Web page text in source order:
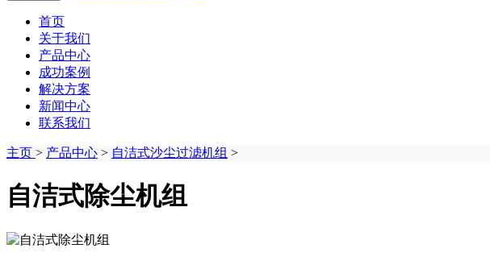
首页
关于我们
产品中心
成功案例
解决方案
新闻中心
联系我们
主页 > 产品中心 > 自洁式沙尘过滤机组 >
自洁式除尘机组